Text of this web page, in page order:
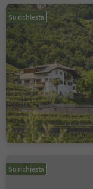
Su richiesta
Su richiesta